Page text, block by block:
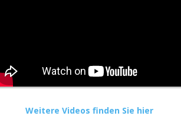
Weitere Videos finden Sie hier